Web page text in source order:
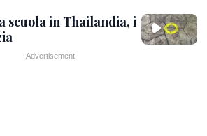
scuola in Thailandia, i